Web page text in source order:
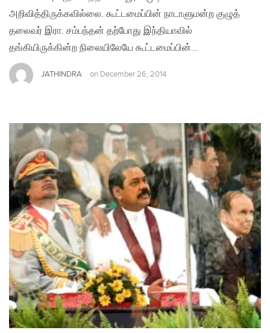
அறிவித்திருக்கவில்லை. கூட்டமைப்பின் நாடாளுமன்ற குழுத்
தலைவர் இரா. சம்பந்தன் தற்போது இந்தியாவில்
தங்கியிருக்கின்ற நிலையிலேயே கூட்டமைப்பின்…
JATHINDRA on December 26, 2014